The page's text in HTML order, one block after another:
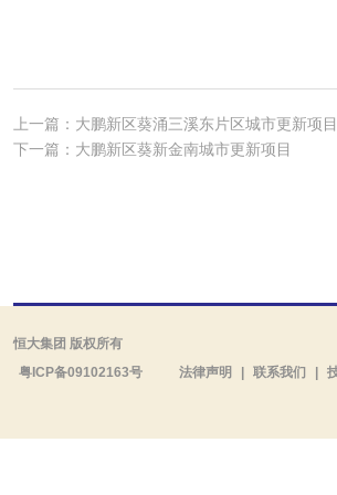
上一篇：大鹏新区葵涌三溪东片区城市更新项目
下一篇：大鹏新区葵新金南城市更新项目
恒大集团 版权所有
粤ICP备09102163号
法律声明 联系我们